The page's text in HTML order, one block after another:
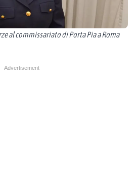
al commissariato di Porta Pia a Roma